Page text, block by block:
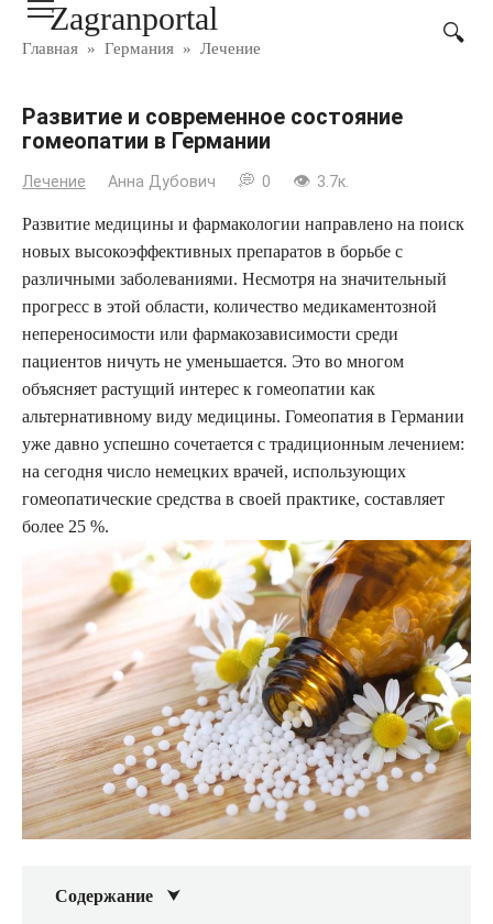
ПерейтиZagranportal
Главная » Германия » Лечение
Развитие и современное состояние
гомеопатии в Германии
Лечение Анна Дубович 0 3.7к.
Развитие медицины и фармакологии направлено на поиск
новых высокоэффективных препаратов в борьбе с
различными заболеваниями. Несмотря на значительный
прогресс в этой области, количество медикаментозной
непереносимости или фармакозависимости среди
пациентов ничуть не уменьшается. Это во многом
объясняет растущий интерес к гомеопатии как
альтернативному виду медицины. Гомеопатия в Германии
уже давно успешно сочетается с традиционным лечением:
на сегодня число немецких врачей, использующих
гомеопатические средства в своей практике, составляет
более 25 %.
Содержание